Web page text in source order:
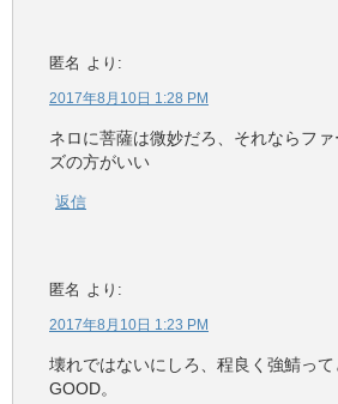
匿名 より:
2017年8月10日 1:28 PM
ネロに菩薩は微妙だろ、それならフ
ズの方がいい
返信
匿名 より:
2017年8月10日 1:23 PM
壊れではないにしろ、程良く強鯖っ
GOOD。